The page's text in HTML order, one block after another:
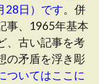
28日）です。併
事、1965年基本
、古い記事を考
の矛盾を浮き彫
ついてはここに